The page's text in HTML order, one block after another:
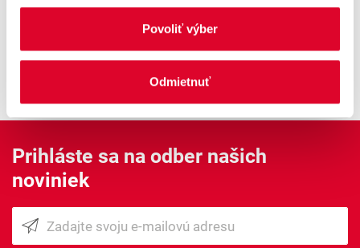
Povoliť výber
Odmietnuť
V prípade otázok nás môžeš samozrejme
kontaktovať na info@woolworth.sk alebo
prostredníctvom nášho kontaktného
Prihláste sa na odber našich
noviniek